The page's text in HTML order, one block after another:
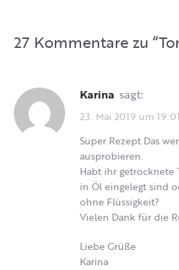
27 Kommentare zu “
Karina sagt:
23. Mai 2019 um
Super Rezept.Das
ausprobieren.
Habt ihr getrocknete
in Öl eingelegt sind
ohne Flüssigkeit?
Vielen Dank für die
Liebe Grüße
Karina